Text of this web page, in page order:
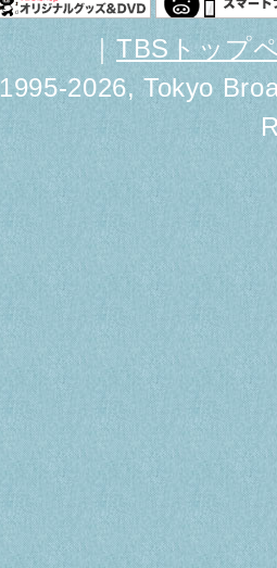
｜TBSトップ
1995-2026, Tokyo